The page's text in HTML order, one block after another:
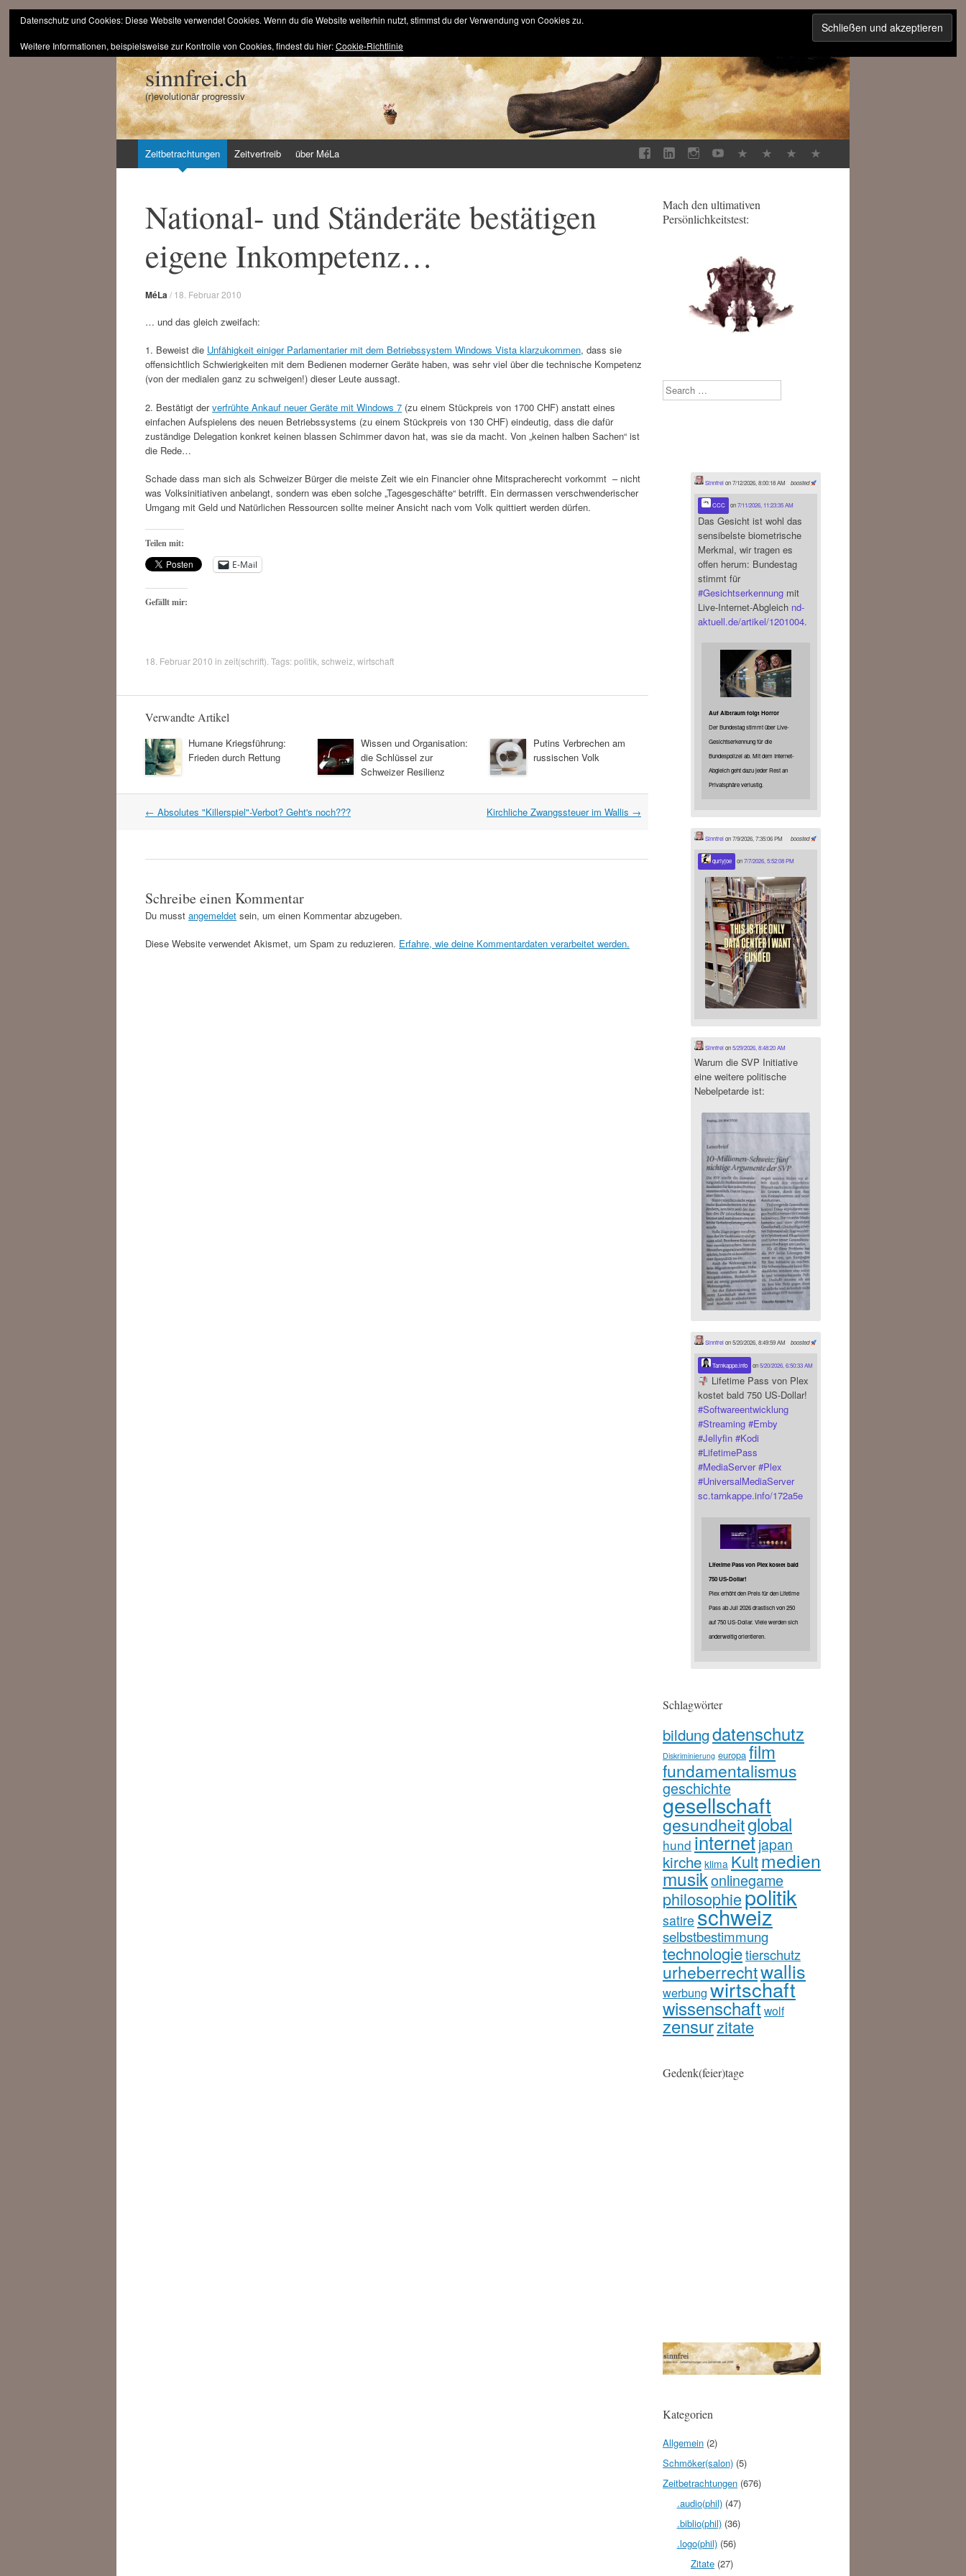
sinnfrei.ch
(r)evolutionär progressiv
Inhalt
Zeitbetrachtungen Zeitvertreib über MéLa
National- und Ständeräte bestätigen
eigene Inkompetenz…
MéLa/ 18. Februar 2010
… und das gleich zweifach:
1. Beweist die Unfähigkeit einiger Parlamentarier mit dem Betriebssystem Windows Vista klarzukommen, dass sie
offensichtlich Schwierigkeiten mit dem Bedienen moderner Geräte haben, was sehr viel über die technische Kompetenz
(von der medialen ganz zu schweigen!) dieser Leute aussagt.
2. Bestätigt derverfrühte Ankauf neuer Geräte mit Windows 7 (zu einem Stückpreis von 1700 CHF) anstatt eines
einfachen Aufspielens des neuen Betriebssystems (zu einem Stückpreis von 130 CHF) eindeutig, dass die dafür
zuständige Delegation konkret keinen blassen Schimmer davon hat, was sie da macht. Von „keinen halben Sachen“ ist
die Rede…
Schade dass man sich als Schweizer Bürger die meiste Zeit wie ein Financier ohne Mitspracherecht vorkommt – nicht
was Volksinitiativen anbelangt, sondern was eben solche „Tagesgeschäfte“ betrifft. Ein dermassen verschwenderischer
Umgang mit Geld und Natürlichen Ressourcen sollte meiner Ansicht nach vom Volk quittiert werden dürfen.
Teilen mit:
E-Mail
Gefällt mir:
18. Februar 2010 in zeit(schrift) . Tags:politik schweiz wirtschaft
Verwandte Artikel
Humane Kriegsführung:
Frieden durch Rettung
Wissen und Organisation:
die Schlüssel zur
Schweizer Resilienz
Putins Verbrechen am
russischen Volk
Artikel
← Absolutes "Killerspiel"-Verbot? Geht's noch??? Kirchliche Zwangssteuer im Wallis →
Schreibe einen Kommentar
Du musst angemeldet sein, um einen Kommentar abzugeben.
Diese Website verwendet Akismet, um Spam zu reduzieren. Erfahre, wie deine Kommentardaten verarbeitet werden.
Mach den ultimativen
Persönlichkeitstest:
Search
boosted
Sinnfreion 7/12/2026, 8:00:18 AM
CCC on7/11/2026, 11:23:35 AM
Das Gesicht ist wohl das
sensibelste biometrische
Merkmal, wir tragen es
offen herum: Bundestag
stimmt für
#Gesichtserkennung mit
Live-Internet-Abgleich nd-
aktuell.de/artikel/1201004.
Auf Albtraum folgt Horror
Der Bundestag stimmt über Live-
Gesichtserkennung für die
Bundespolizei ab. Mit dem Internet-
Abgleich geht dazu jeder Rest an
Privatsphäre verlustig.
boosted
Sinnfreion 7/9/2026, 7:35:06 PM
qurlyjoe on7/7/2026, 5:52:08 PM
Sinnfreion5/29/2026, 8:48:20 AM
Warum die SVP Initiative
eine weitere politische
Nebelpetarde ist:
boosted
Sinnfreion 5/20/2026, 8:49:59 AM
Tarnkappe.info on5/20/2026, 6:50:33 AM
Lifetime Pass von Plex
kostet bald 750 US-Dollar!
#Softwareentwicklung
#Streaming #Emby
#Jellyfin #Kodi
#LifetimePass
#MediaServer #Plex
#UniversalMediaServer
sc.tarnkappe.info/172a5e
Lifetime Pass von Plex kostet bald
750 US-Dollar!
Plex erhöht den Preis für den Lifetime
Pass ab Juli 2026 drastisch von 250
auf 750 US-Dollar. Viele werden sich
anderweitig orientieren.
Schlagwörter
bildungdatenschutz
Diskriminierung europa film
fundamentalismus
geschichte
gesellschaft
gesundheitglobal
hund internetjapan
kirche klima Kultmedien
musikonlinegame
philosophiepolitik
satire schweiz
selbstbestimmung
technologietierschutz
urheberrechtwallis
werbung wirtschaft
wissenschaftwolf
zensurzitate
Gedenk(feier)tage
Kategorien
Allgemein (2)
Schmöker(salon) (5)
Zeitbetrachtungen (676)
.audio(phil)(47)
.biblio(phil)(36)
.logo(phil)(56)
Zitate (27)
Datenschutz und Cookies: Diese Website verwendet Cookies. Wenn du die Website weiterhin nutzt, stimmst du der Verwendung von Cookies zu.
Weitere Informationen, beispielsweise zur Kontrolle von Cookies, findest du hier:Cookie-Richtlinie